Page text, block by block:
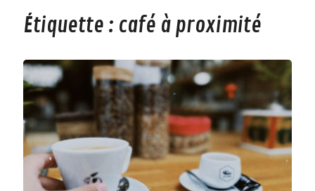
Étiquette : café à proximité